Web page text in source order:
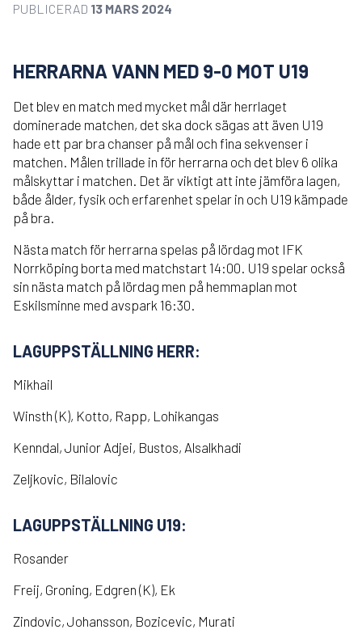
PUBLICERAD 13 MARS 2024
HERRARNA VANN MED 9-0 MOT U19
Det blev en match med mycket mål där herrlaget
dominerade matchen, det ska dock sägas att även U19
hade ett par bra chanser på mål och fina sekvenser i
matchen. Målen trillade in för herrarna och det blev 6 olika
målskyttar i matchen. Det är viktigt att inte jämföra lagen,
både ålder, fysik och erfarenhet spelar in och U19 kämpade
på bra.
Nästa match för herrarna spelas på lördag mot IFK
Norrköping borta med matchstart 14:00. U19 spelar också
sin nästa match på lördag men på hemmaplan mot
Eskilsminne med avspark 16:30.
LAGUPPSTÄLLNING HERR:
Mikhail
Winsth (K), Kotto, Rapp, Lohikangas
Kenndal, Junior Adjei, Bustos, Alsalkhadi
Zeljkovic, Bilalovic
LAGUPPSTÄLLNING U19:
Rosander
Freij, Groning, Edgren (K), Ek
Zindovic, Johansson, Bozicevic, Murati